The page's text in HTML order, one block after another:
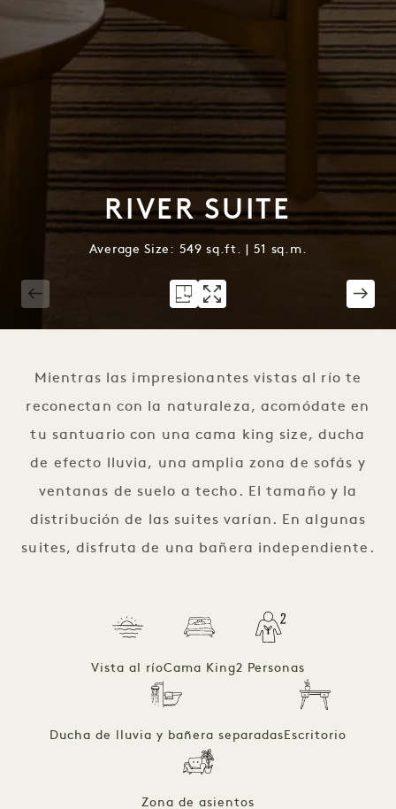
RIVER SUITE
Average Size: 549 sq.ft. | 51 sq.m.
Mientras las impresionantes vistas al río te
reconectan con la naturaleza, acomódate en
tu santuario con una cama king size, ducha
de efecto lluvia, una amplia zona de sofás y
ventanas de suelo a techo. El tamaño y la
distribución de las suites varían. En algunas
suites, disfruta de una bañera independiente.
Vista al ríoCama King2 Personas
Ducha de lluvia y bañera separadasEscritorio
Zona de asientos